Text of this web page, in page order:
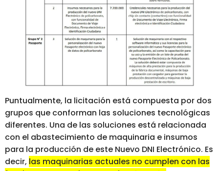
Puntualmente, la licitación está compuesta por dos
grupos que conforman las soluciones tecnológicas
diferentes. Una de las soluciones está relacionada
con el abastecimiento de maquinaria e insumos
para la producción de este Nuevo DNI Electrónico. Es
decir, las maquinarias actuales no cumplen con las